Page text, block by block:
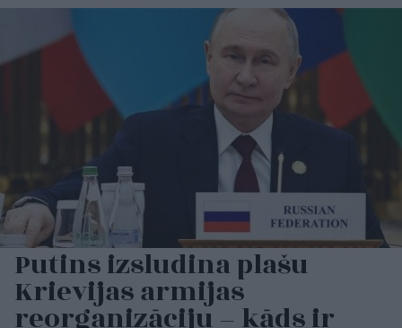
Putins izsludina plašu
Krievijas armijas
reorganizāciju – kāds ir